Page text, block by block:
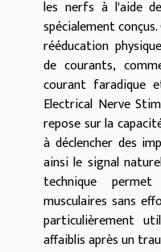
les nerfs à l'aide
spécialement
rééducation
de courants,
courant faradique
Electrical Nerve
repose sur la
à déclencher des
ainsi le signal
technique
musculaires sans
particulièrement
affaiblis après un